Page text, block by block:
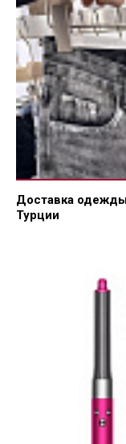
Доставка
Турции